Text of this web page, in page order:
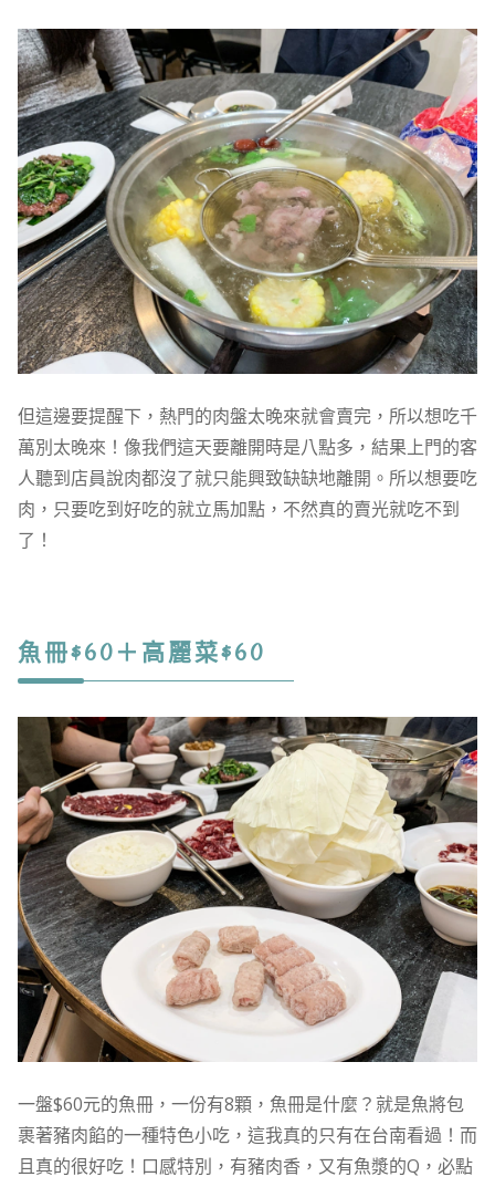
但這邊要提醒下，熱門的肉盤太晚來就會賣完，所以想吃千
萬別太晚來！像我們這天要離開時是八點多，結果上門的客
人聽到店員說肉都沒了就只能興致缺缺地離開。所以想要吃
肉，只要吃到好吃的就立馬加點，不然真的賣光就吃不到
了！
魚冊$60＋高麗菜$60
一盤$60元的魚冊，一份有8顆，魚冊是什麼？就是魚將包
裹著豬肉餡的一種特色小吃，這我真的只有在台南看過！而
且真的很好吃！口感特別，有豬肉香，又有魚漿的Q，必點